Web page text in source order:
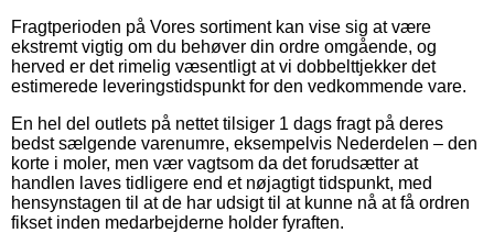
Fragtperioden på Vores sortiment kan vise sig at være
ekstremt vigtig om du behøver din ordre omgående, og
herved er det rimelig væsentligt at vi dobbelttjekker det
estimerede leveringstidspunkt for den vedkommende vare.
En hel del outlets på nettet tilsiger 1 dags fragt på deres
bedst sælgende varenumre, eksempelvis Nederdelen – den
korte i moler, men vær vagtsom da det forudsætter at
handlen laves tidligere end et nøjagtigt tidspunkt, med
hensynstagen til at de har udsigt til at kunne nå at få ordren
fikset inden medarbejderne holder fyraften.